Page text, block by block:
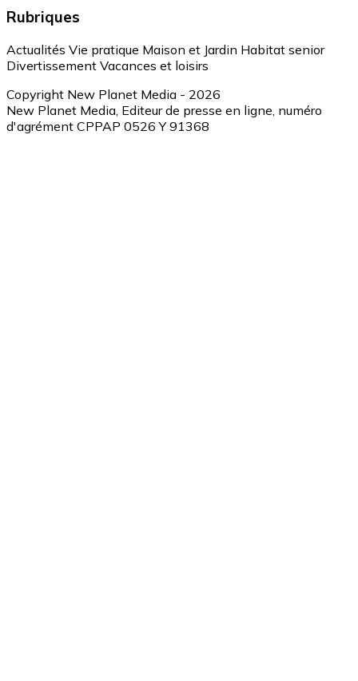
Rubriques
Actualités Vie pratique Maison et Jardin Habitat senior
Divertissement Vacances et loisirs
Copyright New Planet Media - 2026
New Planet Media, Editeur de presse en ligne, numéro
d'agrément CPPAP 0526 Y 91368